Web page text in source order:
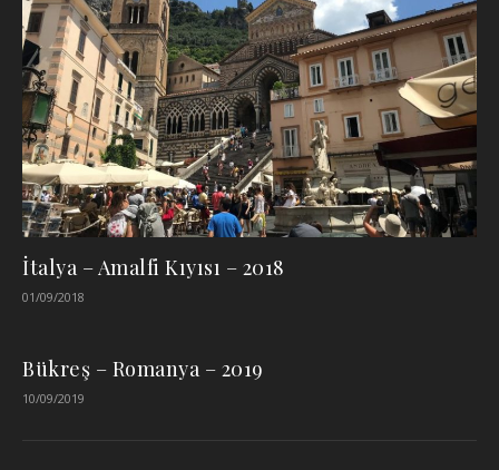
İtalya – Amalfi Kıyısı – 2018
01/09/2018
Bükreş – Romanya – 2019
10/09/2019